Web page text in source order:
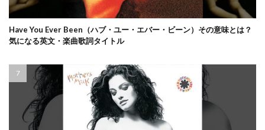
Have You Ever Been（ハブ・ユー・エバー・ビーン）その意味とは？
気になる英文・楽曲歌詞タイトル